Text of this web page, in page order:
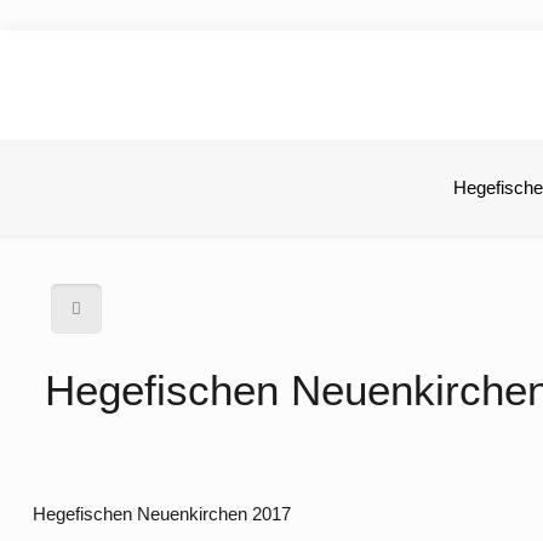
Hegefischen
Hegefischen Neuenkirchen 2017